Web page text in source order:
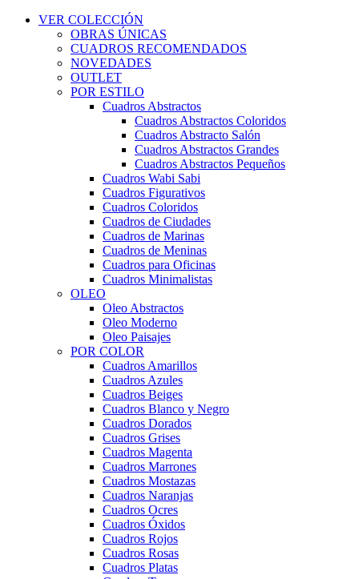
VER COLECCIÓN
OBRAS ÚNICAS
CUADROS RECOMENDADOS
NOVEDADES
OUTLET
POR ESTILO
Cuadros Abstractos
Cuadros Abstractos Coloridos
Cuadros Abstracto Salón
Cuadros Abstractos Grandes
Cuadros Abstractos Pequeños
Cuadros Wabi Sabi
Cuadros Figurativos
Cuadros Coloridos
Cuadros de Ciudades
Cuadros de Marinas
Cuadros de Meninas
Cuadros para Oficinas
Cuadros Minimalistas
OLEO
Oleo Abstractos
Oleo Moderno
Oleo Paisajes
POR COLOR
Cuadros Amarillos
Cuadros Azules
Cuadros Beiges
Cuadros Blanco y Negro
Cuadros Dorados
Cuadros Grises
Cuadros Magenta
Cuadros Marrones
Cuadros Mostazas
Cuadros Naranjas
Cuadros Ocres
Cuadros Óxidos
Cuadros Rojos
Cuadros Rosas
Cuadros Platas